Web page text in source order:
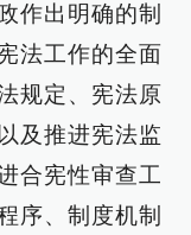
作出明确的制
法工作的全面
规定、宪法原
及推进宪法监
合宪性审查工
序、制度机制